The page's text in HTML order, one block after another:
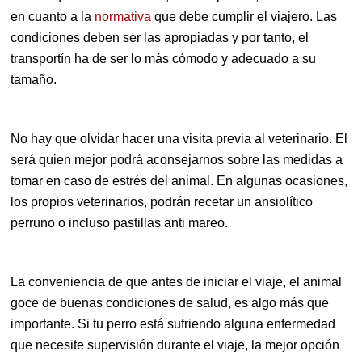
en cuanto a la normativa que debe cumplir el viajero. Las
condiciones deben ser las apropiadas y por tanto, el
transportín ha de ser lo más cómodo y adecuado a su
tamaño.
No hay que olvidar hacer una visita previa al veterinario. El
será quien mejor podrá aconsejarnos sobre las medidas a
tomar en caso de estrés del animal. En algunas ocasiones,
los propios veterinarios, podrán recetar un ansiolítico
perruno o incluso pastillas anti mareo.
La conveniencia de que antes de iniciar el viaje, el animal
goce de buenas condiciones de salud, es algo más que
importante. Si tu perro está sufriendo alguna enfermedad
que necesite supervisión durante el viaje, la mejor opción